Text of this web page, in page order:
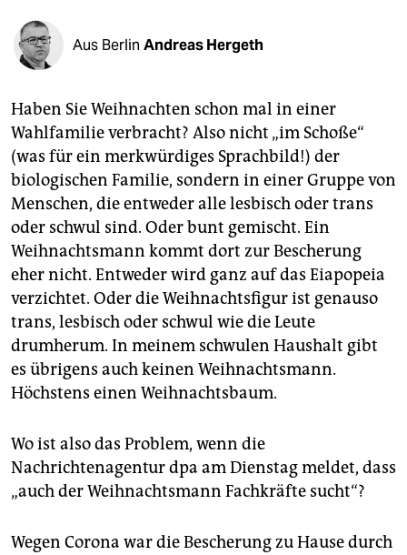
fragen & hilfe
abo
genossenschaft
epaper login
Aus Berlin Andreas Hergeth
Haben Sie Weihnachten schon mal in einer
Wahlfamilie verbracht? Also nicht „im Schoße“
(was für ein merkwürdiges Sprachbild!) der
biologischen Familie, sondern in einer Gruppe von
Menschen, die entweder alle lesbisch oder trans
oder schwul sind. Oder bunt gemischt. Ein
Weihnachtsmann kommt dort zur Bescherung
eher nicht. Entweder wird ganz auf das Eia­po­peia
verzichtet. Oder die Weihnachtsfigur ist genauso
trans, lesbisch oder schwul wie die Leute
drumherum. In meinem schwulen Haushalt gibt
es übrigens auch keinen Weihnachtsmann.
Höchstens einen Weihnachtsbaum.
Wo ist also das Problem, wenn die
Nachrichtenagentur dpa am Dienstag meldet, dass
„auch der Weihnachtsmann Fachkräfte sucht“?
Wegen Corona war die Bescherung zu Hause durch